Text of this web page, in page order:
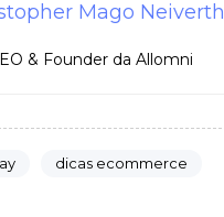
Mago Neiverth
& Founder da Allomni
dicas ecommerce